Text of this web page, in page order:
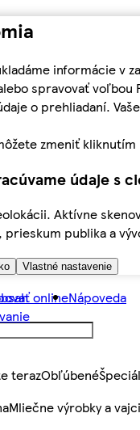
informácie v
spravovať
o prehliadaní.
zmeniť
údaje s
Aktívne
publika a
Vlastné nastavenie
onlineNápoveda
terazObľúbené
Mliečne výrobky a